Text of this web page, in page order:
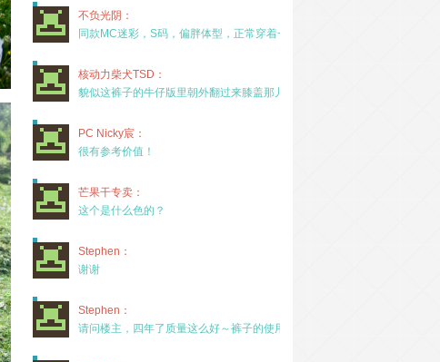
不负光阴：
同款MC迷彩，S码，偏胖体型，正常穿着一年半，没
核动力柴犬TSD：
貌似这裤子的牛仔版里朝外翻过来膝盖那儿有放护膝的
PC Nicky宸：
很有参考价值！
芒果干专卖：
这个是什么色的？
Stephen：
谢谢
Stephen：
请问楼主，四年了质量这么好～裤子的使用率高吗？